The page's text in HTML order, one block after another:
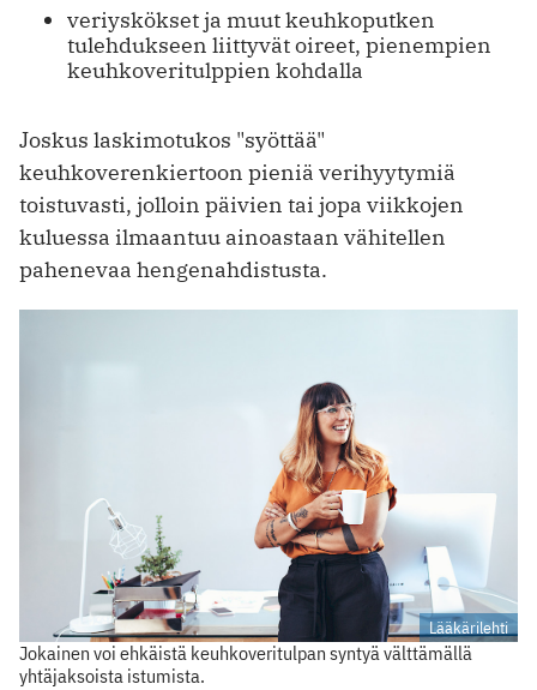
veriyskökset ja muut keuhkoputken
tulehdukseen liittyvät oireet, pienempien
keuhkoveritulppien kohdalla
Joskus laskimotukos "syöttää"
keuhkoverenkiertoon pieniä verihyytymiä
toistuvasti, jolloin päivien tai jopa viikkojen
kuluessa ilmaantuu ainoastaan vähitellen
pahenevaa hengenahdistusta.
Lääkärilehti
Jokainen voi ehkäistä keuhkoveritulpan syntyä välttämällä
yhtäjaksoista istumista.